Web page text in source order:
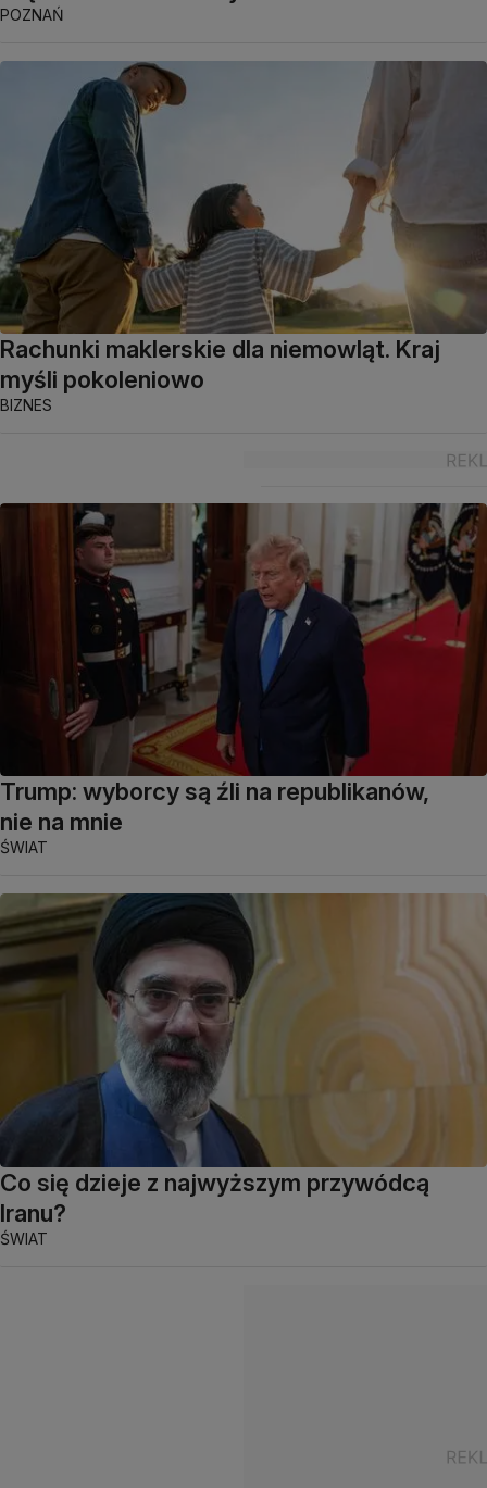
POZNAŃ
Rachunki maklerskie dla niemowląt. Kraj
myśli pokoleniowo
BIZNES
Trump: wyborcy są źli na republikanów,
nie na mnie
ŚWIAT
Co się dzieje z najwyższym przywódcą
Iranu?
ŚWIAT